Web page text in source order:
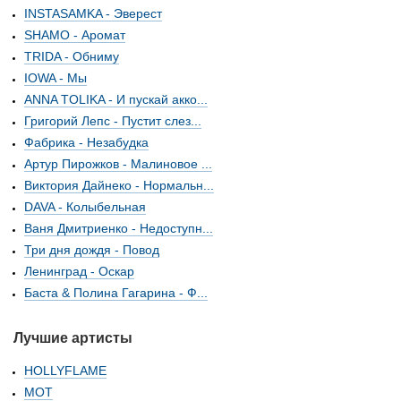
INSTASAMKA - Эверест
SHAMO - Аромат
TRIDA - Обниму
IOWA - Мы
ANNA TOLIKA - И пускай акко...
Григорий Лепс - Пустит слез...
Фабрика - Незабудка
Артур Пирожков - Малиновое ...
Виктория Дайнеко - Нормальн...
DAVA - Колыбельная
Ваня Дмитриенко - Недоступн...
Три дня дождя - Повод
Ленинград - Оскар
Баста & Полина Гагарина - Ф...
Лучшие артисты
HOLLYFLAME
МОТ